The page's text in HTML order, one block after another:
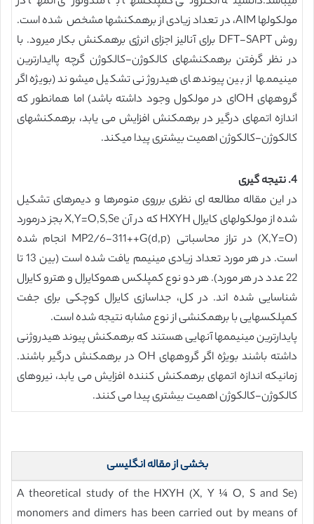
مولکولها AIM، در تعداد زیادی از برهمکنشها مشخص شده است.
روش DFT-SAPT برای آنالیز اجزای انرژی برهمکنش بکار میرود. با
در نظر گرفتن برهمکنشهای کالکوژن-کالکوژن گرچه پاایدارترین
مینیممها از بین پیوندهای هیدروژنی تشکیل میشوند (بویژه اگر
گروههای OHای در مولکول وجود داشته باشد) اما همانطور که
اندازه اتمهای درگیر در برهمکنش افزایش می یابد، برهمکنشهای
کالکوژن-کالکوژن اهمیت بیشتری پیدا میکند.
4. نتیجه گیری
در این مقاله مطالعه ای نظری برروی منومرها و دیمرهای تشکیل
شده از مولکولهای کایرال HXYH که در آن X,Y=O,S,Se بجز درمورد
(X,Y=O) در تراز محاسباتی MP2/6-311++G(d,p) انجام شده
است. در هر مورد تعداد زیادی مینیمم یافت شده است (بین 13 تا
22 عدد در هر مورد). هر دو نوع کمپلکس هموکایرال و هترو کایرال
شناسایی شده اند. در کل، جداسازی کایرال کوچکی برای جفت
کمپلکسهایی با برهمکنشی از نوع مشابه نتیجه شده است.
پایدارترین مینیممها آنهایی هستند که برهمکنش پیوند هیدروژنی
داشته باشند بویژه اگر گروههای OH در برهمکنش درگیر باشند.
زمانیکه اندازه اتمهای برهمکنش کننده افزایش می یابد، نیروهای
کالکوژن-کالکوژن اهمیت بیشتری پیدا می کنند.
بخشی از مقاله انگلیسی
A theoretical study of the HXYH (X, Y ¼ O, S and Se)
monomers and dimers has been carried out by means of